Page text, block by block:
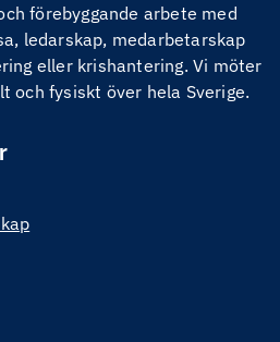
förebyggande arbete med
ledarskap, medarbetarskap
eller krishantering. Vi möter
och fysiskt över hela Sverige.